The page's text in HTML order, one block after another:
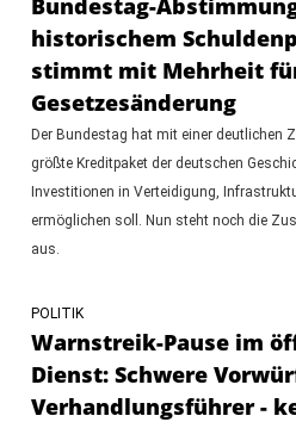
Bundestag-
historischem
stimmt mit Mehrheit
Gesetzesänderung
Der Bundestag hat mit einer deutlichen
größte Kreditpaket der deutschen
Investitionen in Verteidigung,
ermöglichen soll. Nun steht noch die
aus.
POLITIK
Warnstreik-Pause im
Dienst: Schwere
Verhandlungsführer -